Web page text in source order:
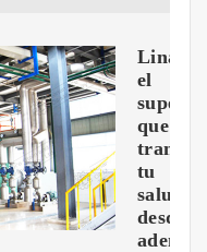
Linaza:
el
que
tu
salud
desde
adentro